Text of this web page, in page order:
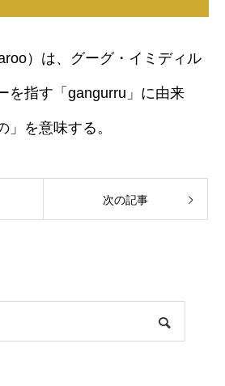
）は、グーグ・イミディル
を指す「gangurru」に由来
」を意味する。
次の記事